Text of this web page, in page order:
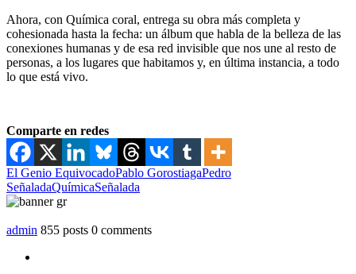
Ahora, con Química coral, entrega su obra más completa y
cohesionada hasta la fecha: un álbum que habla de la belleza de las
conexiones humanas y de esa red invisible que nos une al resto de
personas, a los lugares que habitamos y, en última instancia, a todo
lo que está vivo.
Comparte en redes
El Genio EquivocadoPablo GorostiagaPedro
SeñaladaQuímicaSeñalada
admin 855 posts 0 comments